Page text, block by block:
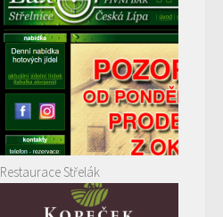
Restaurace Střelák